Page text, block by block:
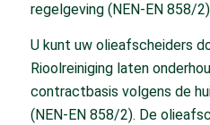
regelgeving (NEN-EN 858/
U kunt uw olieafscheiders
Rioolreiniging laten
contractbasis volgens de
(NEN-EN 858/2). De